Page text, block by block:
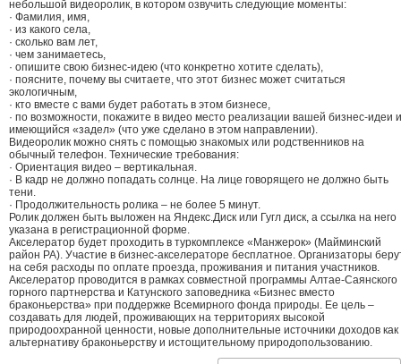
небольшой видеоролик, в котором озвучить следующие моменты:
· Фамилия, имя,
· из какого села,
· сколько вам лет,
· чем занимаетесь,
· опишите свою бизнес-идею (что конкретно хотите сделать),
· поясните, почему вы считаете, что этот бизнес может считаться
экологичным,
· кто вместе с вами будет работать в этом бизнесе,
· по возможности, покажите в видео место реализации вашей бизнес-идеи и
имеющийся «задел» (что уже сделано в этом направлении).
Видеоролик можно снять с помощью знакомых или родственников на
обычный телефон. Технические требования:
· Ориентация видео – вертикальная.
· В кадр не должно попадать солнце. На лице говорящего не должно быть
тени.
· Продолжительность ролика – не более 5 минут.
Ролик должен быть выложен на Яндекс.Диск или Гугл диск, а ссылка на него
указана в регистрационной форме.
Акселератор будет проходить в туркомплексе «Манжерок» (Майминский
район РА). Участие в бизнес-акселераторе бесплатное. Организаторы
на себя расходы по оплате проезда, проживания и питания участников.
Акселератор проводится в рамках совместной программы Алтае-Саянского
горного партнерства и Катунского заповедника «Бизнес вместо
браконьерства» при поддержке Всемирного фонда природы. Ее цель –
создавать для людей, проживающих на территориях высокой
природоохранной ценности, новые дополнительные источники доходов как
альтернативу браконьерству и истощительному природопользованию.